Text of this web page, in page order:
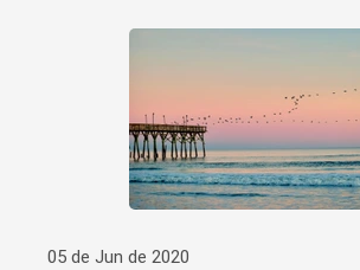
05 de Jun de 2020